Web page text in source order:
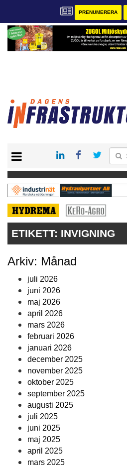
PRENUMERERA
KONTAKT
VÅRA ANDRA MAGASIN
PRENUMERERA
ANNONSERA
ETIKETT: INVIGNING
Arkiv: Månad
juli 2026
juni 2026
maj 2026
april 2026
mars 2026
februari 2026
januari 2026
december 2025
november 2025
oktober 2025
september 2025
augusti 2025
juli 2025
juni 2025
maj 2025
april 2025
mars 2025